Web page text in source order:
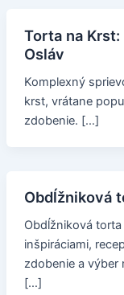
Torta na
Osláv
Komplexný
krst, vrátane
zdobenie. […]
Obdĺžniková
Obdĺžniková
inšpiráciami,
zdobenie a výber
[…]